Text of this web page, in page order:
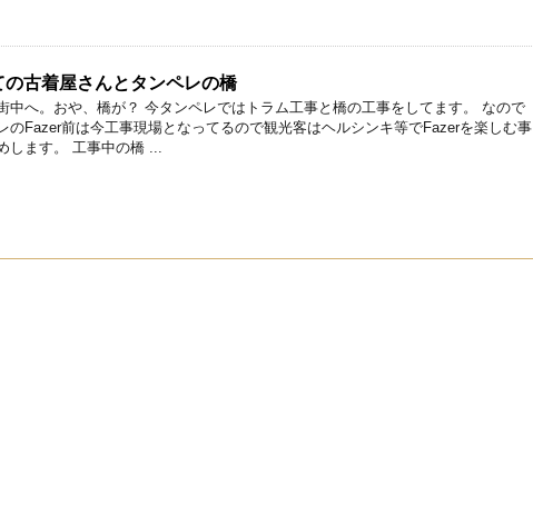
の古着屋さんとタンペレの橋
中へ。おや、橋が？ 今タンペレではトラム工事と橋の工事をしてます。 なので
のFazer前は今工事現場となってるので観光客はヘルシンキ等でFazerを楽しむ事
します。 工事中の橋 ...